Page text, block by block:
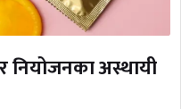
नियोजनका अस्थायी